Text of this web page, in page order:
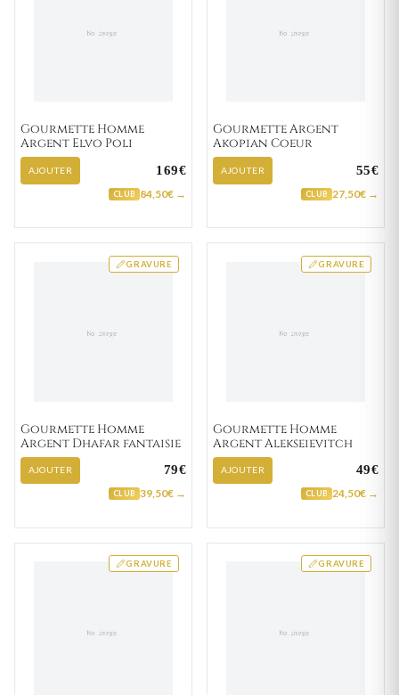
Gourmette Homme
Argent Elvo Poli
AJOUTER 169€
CLUB 84,50€ →
Gourmette Argent
Akopian Coeur
AJOUTER 55€
CLUB 27,50€ →
GRAVURE
Gourmette Homme
Argent Dhafar fantaisie
AJOUTER 79€
CLUB 39,50€ →
GRAVURE
Gourmette Homme
Argent Alekseievitch
AJOUTER 49€
CLUB 24,50€ →
GRAVURE GRAVURE